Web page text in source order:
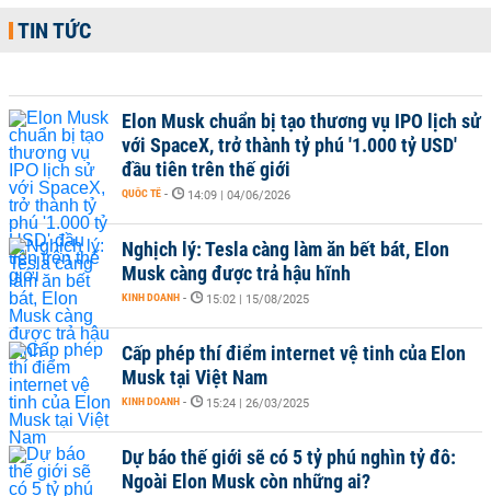
TIN TỨC
Elon Musk chuẩn bị tạo thương vụ IPO lịch sử
với SpaceX, trở thành tỷ phú '1.000 tỷ USD'
đầu tiên trên thế giới
QUỐC TẾ - 14:09 | 04/06/2026
Nghịch lý: Tesla càng làm ăn bết bát, Elon
Musk càng được trả hậu hĩnh
KINH DOANH - 15:02 | 15/08/2025
Cấp phép thí điểm internet vệ tinh của Elon
Musk tại Việt Nam
KINH DOANH - 15:24 | 26/03/2025
Dự báo thế giới sẽ có 5 tỷ phú nghìn tỷ đô:
Ngoài Elon Musk còn những ai?